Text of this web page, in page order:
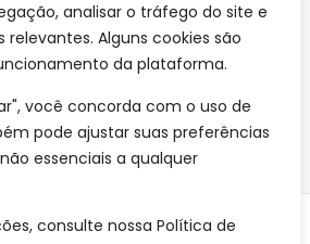
analisar o tráfego do site e
Alguns cookies são
da plataforma.
você concorda com o uso de
pode ajustar suas preferências
essenciais a qualquer
consulte nossa Política de
Olaria – Porto Velho (RO)
os direitos reservados.